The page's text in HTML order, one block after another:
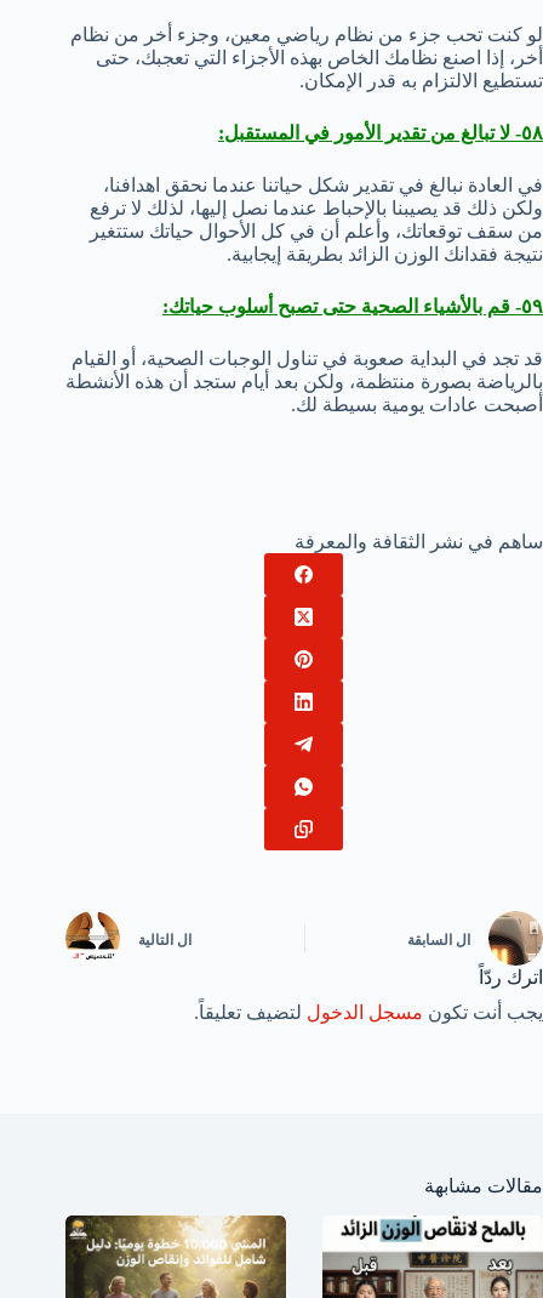
لو كنت تحب جزء من نظام رياضي معين، وجزء أخر من نظام
أخر، إذا اصنع نظامك الخاص بهذه الأجزاء التي تعجبك، حتى
تستطيع الالتزام به قدر الإمكان.
٥٨- لا تبالغ من تقدير الأمور في المستقبل:
في العادة نبالغ في تقدير شكل حياتنا عندما نحقق اهدافنا،
ولكن ذلك قد يصيبنا بالإحباط عندما نصل إليها، لذلك لا ترفع
من سقف توقعاتك، وأعلم أن في كل الأحوال حياتك ستتغير
نتيجة فقدانك الوزن الزائد بطريقة إيجابية.
٥٩- قم بالأشياء الصحية حتى تصبح أسلوب حياتك:
قد تجد في البداية صعوبة في تناول الوجبات الصحية، أو القيام
بالرياضة بصورة منتظمة، ولكن بعد أيام ستجد أن هذه الأنشطة
أصبحت عادات يومية بسيطة لك.
ساهم في نشر الثقافة والمعرفة
ال السابقة ال التالية
اترك ردّاً
يجب أنت تكون مسجل الدخول لتضيف تعليقاً.
مقالات مشابهة